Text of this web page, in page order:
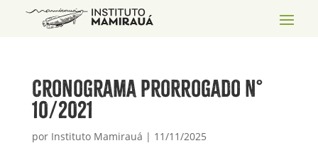
Cronograma Prorrogado N°
10/2021
por Instituto Mamirauá | 11/11/2025